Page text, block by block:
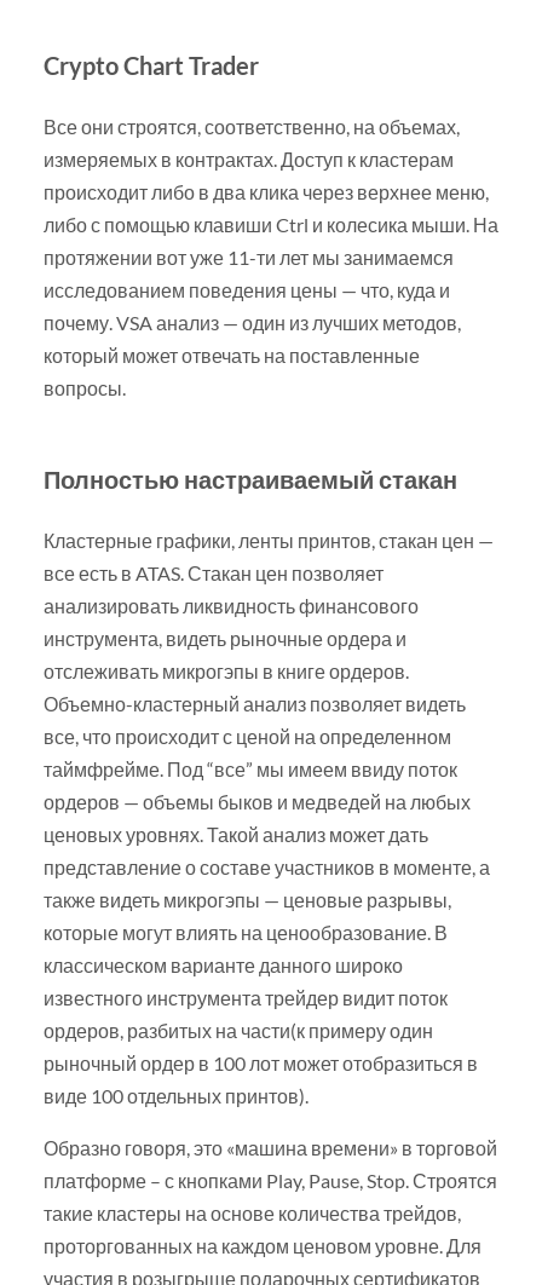
Crypto Chart Trader
Все они строятся, соответственно, на объемах,
измеряемых в контрактах. Доступ к кластерам
происходит либо в два клика через верхнее меню,
либо с помощью клавиши Ctrl и колесика мыши. На
протяжении вот уже 11-ти лет мы занимаемся
исследованием поведения цены — что, куда и
почему. VSA анализ — один из лучших методов,
который может отвечать на поставленные
вопросы.
Полностью настраиваемый стакан
Кластерные графики, ленты принтов, стакан цен —
все есть в ATAS. Стакан цен позволяет
анализировать ликвидность финансового
инструмента, видеть рыночные ордера и
отслеживать микрогэпы в книге ордеров.
Объемно-кластерный анализ позволяет видеть
все, что происходит с ценой на определенном
таймфрейме. Под “все” мы имеем ввиду поток
ордеров — объемы быков и медведей на любых
ценовых уровнях. Такой анализ может дать
представление о составе участников в моменте, а
также видеть микрогэпы — ценовые разрывы,
которые могут влиять на ценообразование. В
классическом варианте данного широко
известного инструмента трейдер видит поток
ордеров, разбитых на части(к примеру один
рыночный ордер в 100 лот может отобразиться в
виде 100 отдельных принтов).
Образно говоря, это «машина времени» в торговой
платформе – с кнопками Play, Pause, Stop. Строятся
такие кластеры на основе количества трейдов,
проторгованных на каждом ценовом уровне. Для
участия в розыгрыше подарочных сертификатов